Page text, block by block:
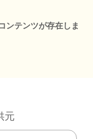
ンテンツが存在しま
元